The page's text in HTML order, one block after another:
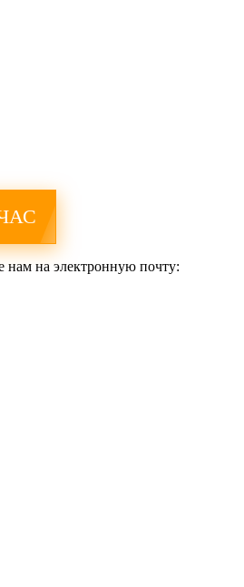
нам на электронную почту: